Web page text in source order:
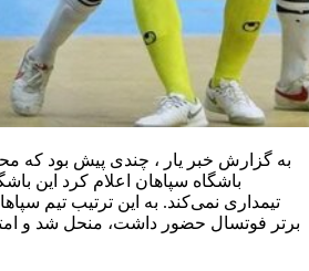
به گزارش خبر یار ، چندی پیش بود که
باشگاه سپاهان اعلام کرد این
تیمداری نمی‌کند. به این ترتیب تیم
برتر فوتسال حضور داشت، منحل شد و